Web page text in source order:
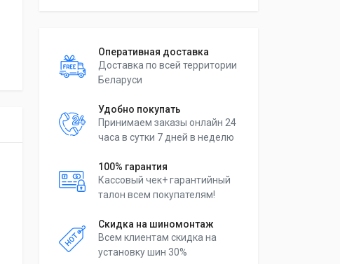
Оперативная доставка
Доставка по всей территории
Беларуси
Удобно покупать
Принимаем заказы онлайн 24
часа в сутки 7 дней в неделю
100% гарантия
Кассовый чек+ гарантийный
талон всем покупателям!
Скидка на шиномонтаж
Всем клиентам скидка на
установку шин 30%